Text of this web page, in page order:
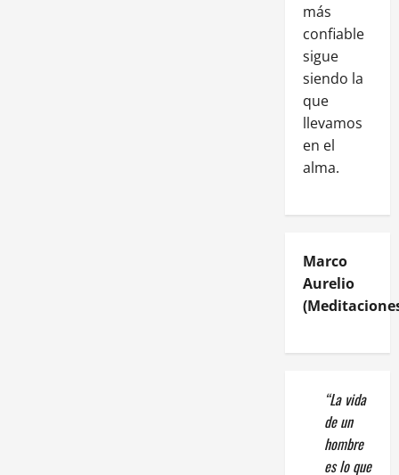
más
confiable
sigue
siendo la
que
llevamos
en el
alma.
Marco
Aurelio
“La vida
de un
hombre
es lo que